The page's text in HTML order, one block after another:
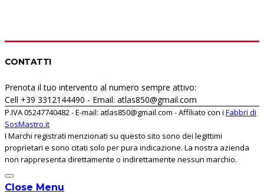
CONTATTI
Prenota il tuo intervento al numero sempre attivo:
Cell +39 3312144490 - Email: atlas850@gmail.com
P.IVA 05247740482 - E-mail: atlas850@gmail.com - Affiliato con i Fabbri di
SosMastro.it
I Marchi registrati menzionati su questo sito sono dei legittimi
proprietari e sono citati solo per pura indicazione. La nostra azienda
non rappresenta direttamente o indirettamente nessun marchio.
Close Menu